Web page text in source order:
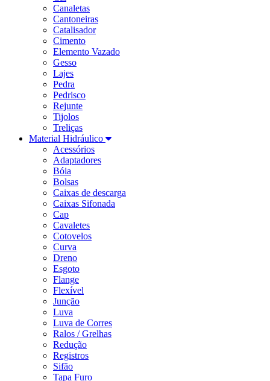
Canaletas
Cantoneiras
Catalisador
Cimento
Elemento Vazado
Gesso
Lajes
Pedra
Pedrisco
Rejunte
Tijolos
Treliças
Material Hidráulico
Acessórios
Adaptadores
Bóia
Bolsas
Caixas de descarga
Caixas Sifonada
Cap
Cavaletes
Cotovelos
Curva
Dreno
Esgoto
Flange
Flexível
Junção
Luva
Luva de Corres
Ralos / Grelhas
Redução
Registros
Sifão
Tapa Furo